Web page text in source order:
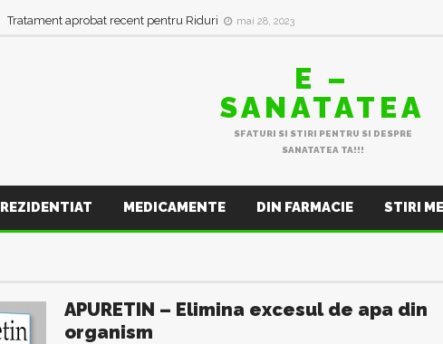
Tratament aprobat recent pentru Riduri mai 28, 2023
E –
SANATATEA
SFATURI SI STIRI PENTRU SI DESPRE
SANATATEA TA!!!
REZIDENTIAT MEDICAMENTE DIN FARMACIE STIRI
APURETIN – Elimina excesul de apa din
organism